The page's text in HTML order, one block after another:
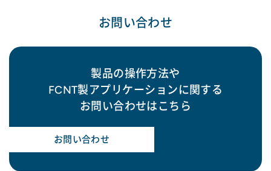
お問い合わせ
製品の操作方法や
FCNT製アプリケーションに関する
お問い合わせはこちら
お問い合わせ